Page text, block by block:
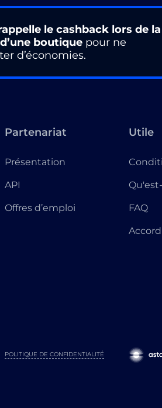
le cashback lors de la
boutique pour ne
d’économies.
Partenariat
Présentation
API
Offres d’emploi
Utile
FAQ
Accord
POLITIQUE DE CONFIDENTIALITÉ